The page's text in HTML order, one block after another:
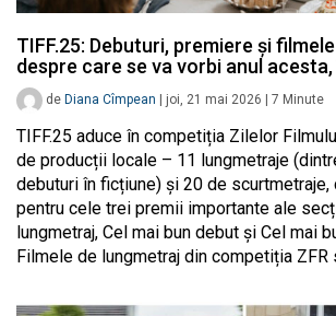
TIFF.25: Debuturi, premiere și
despre care se va vorbi anul acesta,
de Diana Cîmpean joi, 21 mai 2026 7 Minute
TIFF.25 aduce în competiția Zilelor
de producții locale – 11 lungmetraje
debuturi în ficțiune) și 20 de scurtmetraje,
pentru cele trei premii importante ale
lungmetraj, Cel mai bun debut și Cel mai
Filmele de lungmetraj din competiția ZFR